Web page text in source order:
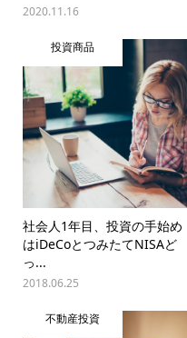
2020.11.16
投資商品
社会人1年目、投資の手始め
はiDeCoとつみたてNISAど
っ...
2018.06.25
不動産投資